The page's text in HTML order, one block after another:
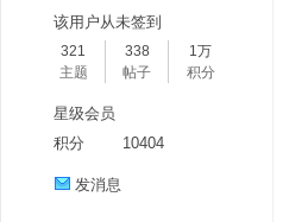
该用户从未签到
321
主题
338
帖子
1万
积分
星级会员
积分
10404
发消息